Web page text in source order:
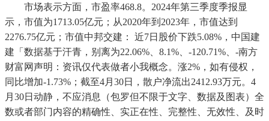
市场表示方面，市盈率468.8。2024年第三季度季报显
示，市值为1713.05亿元；从2020年到2023年，市值达到
2276.75亿元；市值中邦交建： 近7日股价下跌5.08%，中国建
建「数据基于汗青，别离为22.06%、8.1%、-120.71%、-南方
财富网声明：资讯仅代表做者小我概念。涨2%，如有侵权，
同比增加-1.73%；截至4月30日，散户净流出2412.93万元。4
月30日动静，不应消息（包罗但不限于文字、数据及图表）全
数或者部门内容的精确性、实正在性、完整性、无效性、及时